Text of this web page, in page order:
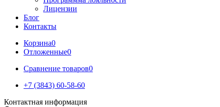
Лицензии
Блог
Контакты
Корзина0
Отложенные0
Сравнение товаров0
+7 (3843) 60-58-60
Контактная информация